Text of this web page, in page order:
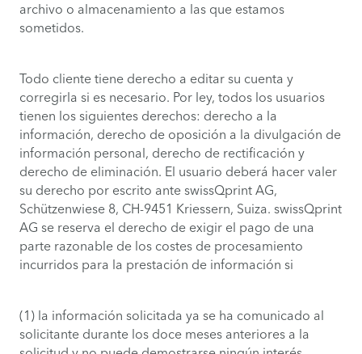
archivo o almacenamiento a las que estamos
sometidos.
Todo cliente tiene derecho a editar su cuenta y
corregirla si es necesario. Por ley, todos los usuarios
tienen los siguientes derechos: derecho a la
información, derecho de oposición a la divulgación de
información personal, derecho de rectificación y
derecho de eliminación. El usuario deberá hacer valer
su derecho por escrito ante swissQprint AG,
Schützenwiese 8, CH-9451 Kriessern, Suiza. swissQprint
AG se reserva el derecho de exigir el pago de una
parte razonable de los costes de procesamiento
incurridos para la prestación de información si
(1) la información solicitada ya se ha comunicado al
solicitante durante los doce meses anteriores a la